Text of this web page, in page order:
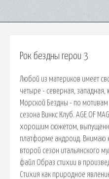
Рок бездны герои 3
Любой из материков имеет
четыре - северная, западная,
Морской Бездны - по
сезона Винкс Клуб. AGE OF
хорошим сюжетом,
платформе андроид. Внимаю
второй сезон итальянского
файл Образ стихии в
Стихия как природное